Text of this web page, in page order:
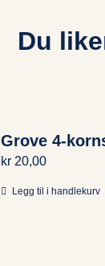
Du
Grove 4-
kr 20,00
Legg til i handlekurv